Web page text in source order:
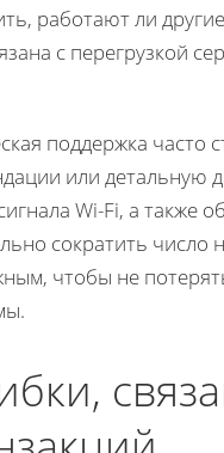
работают ли
с перегрузкой
поддержка часто
или детальную
Wi-Fi, а также
сократить
чтобы не